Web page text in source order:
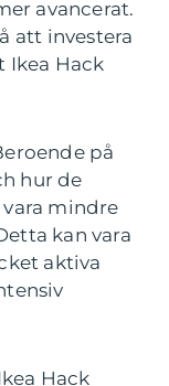
avancerat.
att investera
Ikea Hack
på
hur de
vara mindre
kan vara
aktiva
Hack